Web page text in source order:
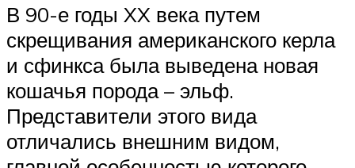
В 90-е годы XX века путем
скрещивания американского керла
и сфинкса была выведена новая
кошачья порода – эльф.
Представители этого вида
отличались внешним видом,